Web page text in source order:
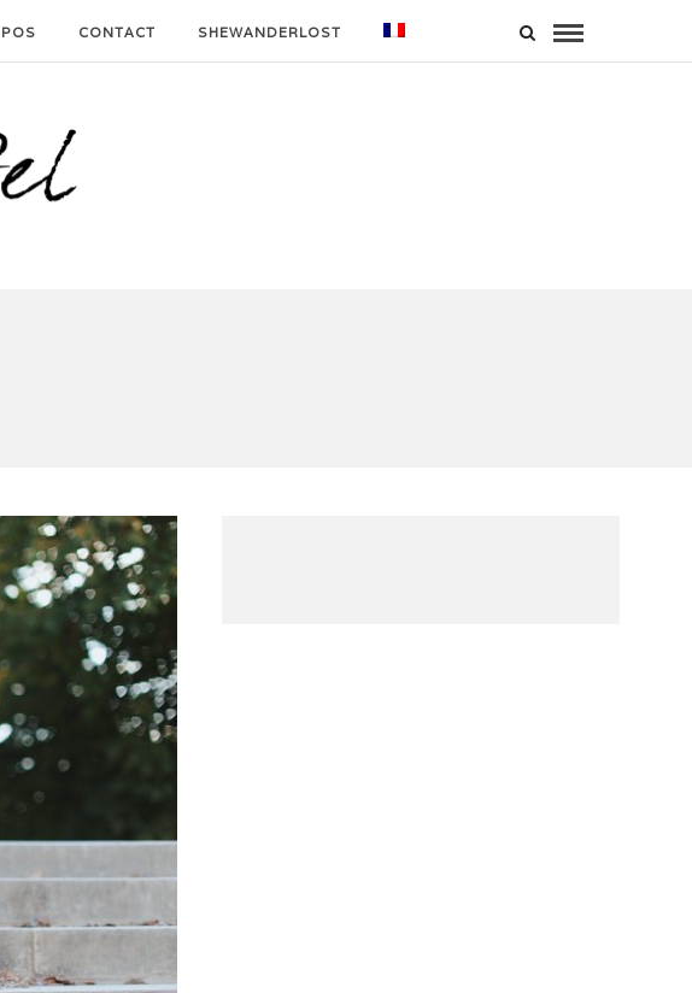
CONTACT SHEWANDERLOST